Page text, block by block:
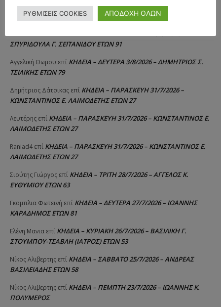
ΣΥΛΛΥΠΗΤΗΡΙΑ ΜΗΝΥΜΑΤΑ
ΠΑΝΑΓΙΩΤΗΣ IΩΑΚΕΙΜΙΔΗΣεπί
ΣΠΥΡΙΔΟΥΛΑ Γ. ΣΕΪΤΑΝΙΔΟΥ ΕΤΩΝ 91
Αγγελική Θωμου επί ΚΗΔΕΙΑ – ΔΕΥΤΕΡΑ 3/8/2026 – ΔΗΜΗΤΡΙΟΣ Σ.
ΤΣΙΛΙΚΗΣ ΕΤΩΝ 79
Δημήτριος Δάτσικας επί ΚΗΔΕΙΑ – ΠΑΡΑΣΚΕΥΗ 31/7/2026 –
ΚΩΝΣΤΑΝΤΙΝΟΣ Ε. ΛΑΙΜΟΔΕΤΗΣ ΕΤΩΝ 27
Λευτέρης επί ΚΗΔΕΙΑ – ΠΑΡΑΣΚΕΥΗ 31/7/2026 – ΚΩΝΣΤΑΝΤΙΝΟΣ Ε.
ΛΑΙΜΟΔΕΤΗΣ ΕΤΩΝ 27
Raniad4 επί ΚΗΔΕΙΑ – ΠΑΡΑΣΚΕΥΗ 31/7/2026 – ΚΩΝΣΤΑΝΤΙΝΟΣ Ε.
ΛΑΙΜΟΔΕΤΗΣ ΕΤΩΝ 27
Σιούτης Γιώργος επί ΚΗΔΕΙΑ – ΤΡΙΤΗ 28/7/2026 – ΑΓΓΕΛΟΣ Κ.
ΕΥΘΥΜΙΟΥ ΕΤΩΝ 63
Γκομπλια Φωτεινή επί ΚΗΔΕΙΑ – ΔΕΥΤΕΡΑ 27/7/2026 – ΙΩΑΝΝΗΣ
ΚΑΡΑΔΗΜΟΣ ΕΤΩΝ 81
Ελένη Μανια επί ΚΗΔΕΙΑ – ΚΥΡΙΑΚΗ 26/7/2026 – ΒΑΣΙΛΙΚΗ Γ.
ΣΤΟΥΜΠΟΥ-ΤΣΑΒΛΗ (ΙΑΤΡΟΣ) ΕΤΩΝ 53
Νίκος Αλιβερτης επί ΚΗΔΕΙΑ – ΣΑΒΒΑΤΟ 25/7/2026 – ΑΝΔΡΕΑΣ
ΒΑΣΙΛΕΙΑΔΗΣ ΕΤΩΝ 58
Νίκος Αλιβερτης επί ΚΗΔΕΙΑ – ΠΕΜΠΤΗ 23/7/2026 – ΙΩΑΝΝΗΣ Κ.
ΠΟΛΥΜΕΡΟΣ
ΡΥΘΜΙΣΕΙΣ COOKIES ΑΠΟΔΟΧΗ ΟΛΩΝ